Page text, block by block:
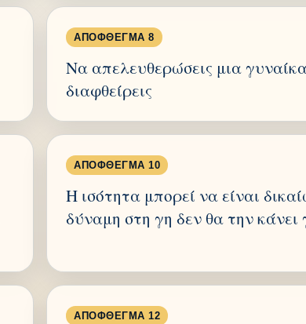
ΑΠΌΦΘΕΓΜΑ 8
Να απελευθερώσεις μια
διαφθείρεις
ΑΠΌΦΘΕΓΜΑ 10
Η ισότητα μπορεί να είναι
δύναμη στη γη δεν θα την κάνει
ΑΠΌΦΘΕΓΜΑ 12